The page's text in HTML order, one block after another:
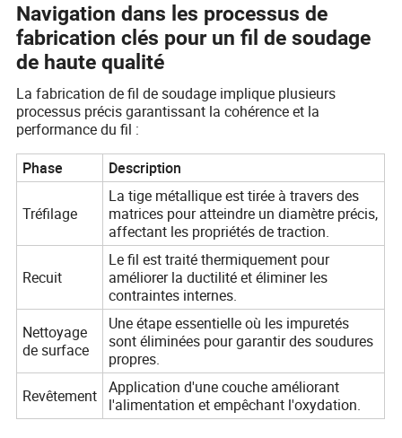
Navigation dans les processus de
fabrication clés pour un fil de soudage
de haute qualité
La fabrication de fil de soudage implique plusieurs
processus précis garantissant la cohérence et la
performance du fil :
Phase
Description
Tréfilage
La tige métallique est tirée à travers des
matrices pour atteindre un diamètre précis,
affectant les propriétés de traction.
Recuit
Le fil est traité thermiquement pour
améliorer la ductilité et éliminer les
contraintes internes.
Nettoyage
de surface
Une étape essentielle où les impuretés
sont éliminées pour garantir des soudures
propres.
Revêtement
Application d'une couche améliorant
l'alimentation et empêchant l'oxydation.